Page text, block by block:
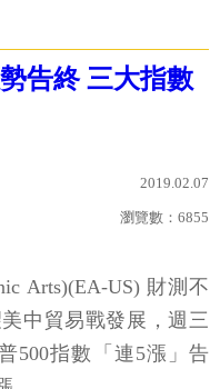
告終 三大指數
2019.02.07
瀏覽數： 6855
Arts)(EA-US) 財測不
中貿易戰發展，週三
500指數「連5漲」告